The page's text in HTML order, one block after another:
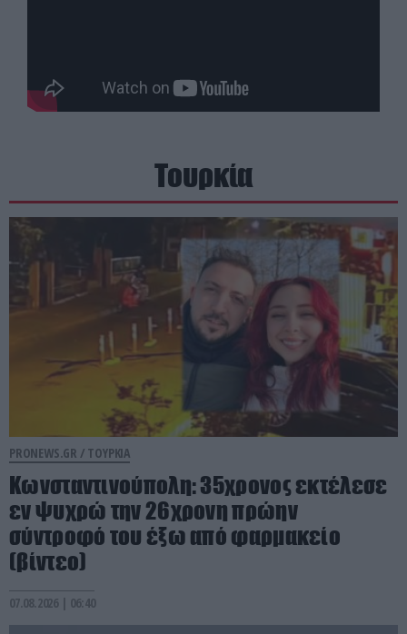
Τουρκία
PRONEWS.GR / ΤΟΥΡΚΙΑ
Κωνσταντινούπολη: 35χρονος εκτέλεσε
εν ψυχρώ την 26χρονη πρώην
σύντροφό του έξω από φαρμακείο
(βίντεο)
07.08.2026 | 06:40